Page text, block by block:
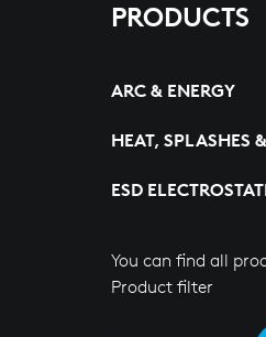
PRODUCTS
ARC & ENERGY
HEAT, SPLASHES
ESD
You can find all
Product filter